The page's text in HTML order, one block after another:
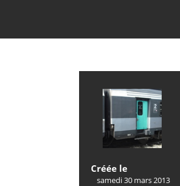
Créée le
samedi 30 mars 2013